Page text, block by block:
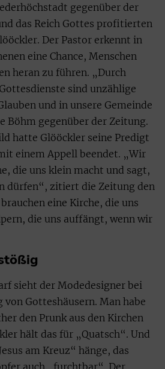
gegenüber der
das Reich Gottes profitierten
Der Pastor erkennt in
eine Chance, Menschen
heran zu führen. „Durch
sind unzählige
und in unsere Gemeinde
Böhm gegenüber der Zeitung.
hatte Glööckler seine Predigt
einem Appell beendet. „Wir
die uns klein macht und sagt,
dürfen“, zitiert die Zeitung den
eine Kirche, die uns
die uns auffängt, wenn wir
sieht der Modedesigner bei
Gotteshäusern. Man habe
den Prunk aus den Kirchen
hält das für „Quatsch“. Und
am Kreuz“ hänge, das
auch „furchtbar“. Der